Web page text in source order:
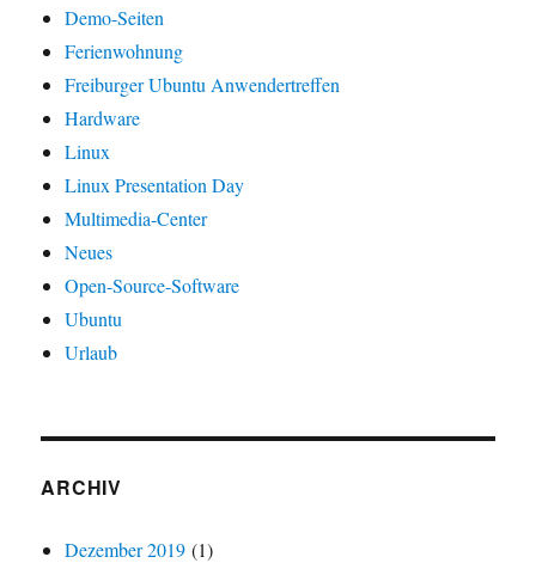
Demo-Seiten
Ferienwohnung
Freiburger Ubuntu Anwendertreffen
Hardware
Linux
Linux Presentation Day
Multimedia-Center
Neues
Open-Source-Software
Ubuntu
Urlaub
ARCHIV
Dezember 2019 (1)